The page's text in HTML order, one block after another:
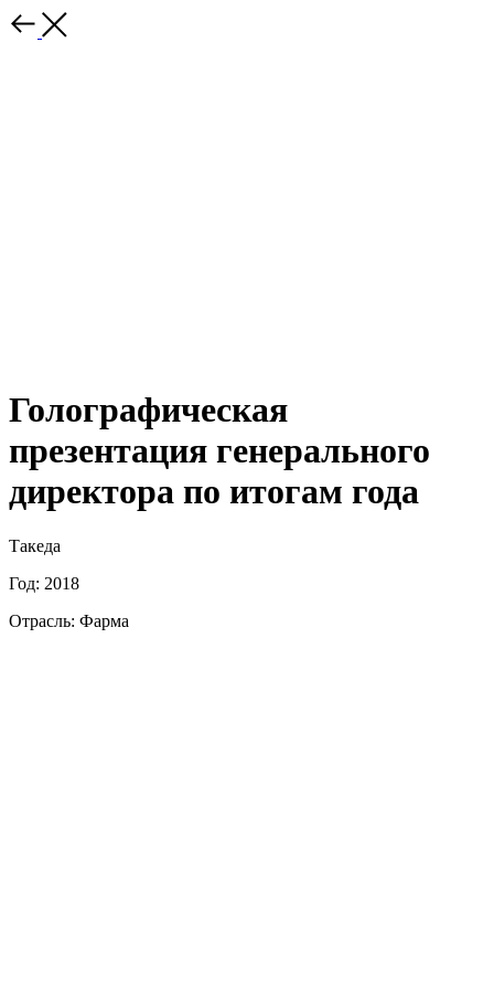
Голографическая
презентация генерального
директора по итогам года
Такеда
Год: 2018
Отрасль: Фарма